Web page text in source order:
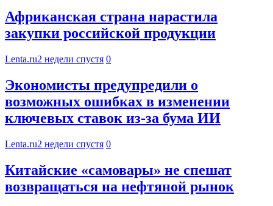
Африканская страна нарастила
закупки российской продукции
Lenta.ru2 недели спустя 0
Экономисты предупредили о
возможных ошибках в изменении
ключевых ставок из-за бума ИИ
Lenta.ru2 недели спустя 0
Китайские «самовары» не спешат
возвращаться на нефтяной рынок